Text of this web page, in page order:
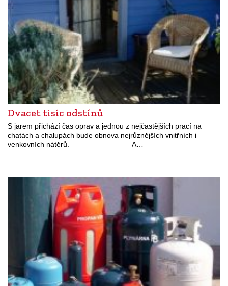
Dvacet tisíc odstínů
S jarem přichází čas oprav a jednou z nejčastějších prací na
chatách a chalupách bude obnova nejrůznějších vnitřních i
venkovních nátěrů. A…